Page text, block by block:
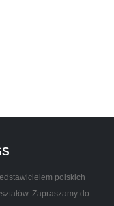
polskich
Zapraszamy do